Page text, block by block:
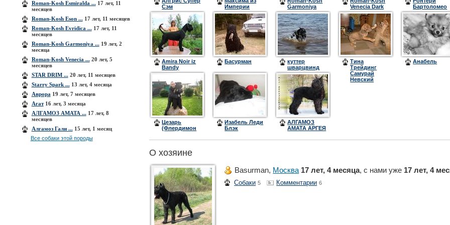
Roman-Kosh Esmiralda ...17 лет, 11
месяцев
Roman-Kosh Eson ...17 лет, 11 месяцев
Roman-Kosh Evridica ...17 лет, 11
месяцев
Roman-Kosh Garmoniya ...19 лет, 2
месяца
Roman-Kosh Venecia ...20 лет, 5
месяцев
STAR DRIM ...20 лет, 11 месяцев
Starry Spark ...13 лет, 4 месяца
Аврора 19 лет, 7 месяцев
Агат16 лет, 3 месяца
АЛГАМОЗ АМАТА ...17 лет, 8
месяцев
Алгамоз Гали ...15 лет, 1 месяц
Все собаки этой породы
Сэм
Империи
Лариэл
Garmoniya
Rose Wind
Venecia Dark
Night
Бартоломео
Amira Noir iz
Bandy
Chernyh
Басурман
куттер
шварцвинд
Тина
Трейдинг
Самурай
Невский
Анабель
Цезарь
(Флердимон
Изабель Леди
Блэк
АЛГАМОЗ
АМАТА АРГЕЯ
О хозяине
Basurman, Москва 17 лет, 4 месяца, с нами уже 17 лет, 4
Собаки 5 Комментарии 6